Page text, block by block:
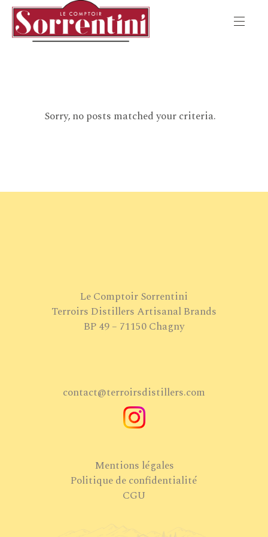
Sorry, no posts matched your criteria.
Le Comptoir Sorrentini
Terroirs Distillers Artisanal Brands
BP 49 – 71150 Chagny
contact@terroirsdistillers.com
Mentions légales
Politique de confidentialité
CGU